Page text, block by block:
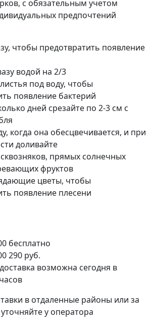
с обязательным учетом
предпочтений
чтобы предотвратить появление
водой на 2/3
под воду, чтобы
появление бактерий
дней срезайте по 2-3 см с
когда она обесцвечивается, и при
доливайте
прямых солнечных
фруктов
цветы, чтобы
появление плесени
бесплатно
290 руб.
возможна сегодня в
в отдаленные районы или за
у оператора